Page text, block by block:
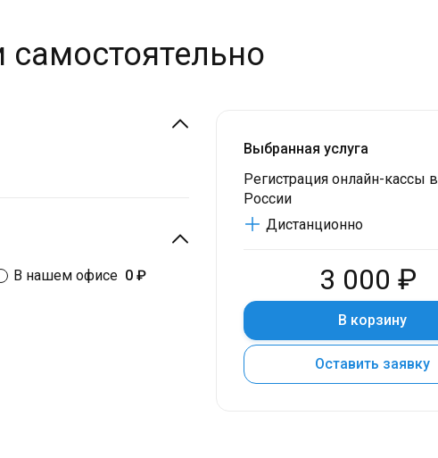
самостоятельно
В нашем офисе 0 ₽
Выбранная услуга
Регистрация онлайн-кассы
России
Дистанционно
3 000 ₽
В корзину
Оставить заявку